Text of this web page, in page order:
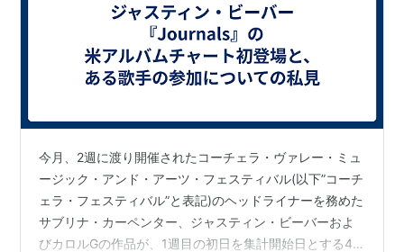
今月、2週に渡り開催されたコーチェラ・ヴァレー・ミュ
ージック・アンド・アーツ・フェスティバル(以下”コーチ
ェラ・フェスティバル”と表記)のヘッドライナーを務めた
サブリナ・カーペンター、ジャスティン・ビーバーおよ
びカロルGの作品が、1週目の初日を集計開始日とする4